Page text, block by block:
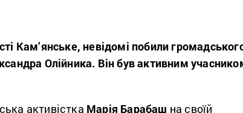
Кам’янське, невідомі побили
Олійника. Він був активним
активістка Марія Барабаш на своїй